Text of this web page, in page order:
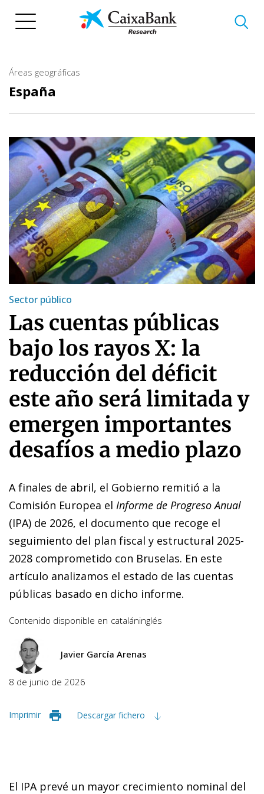
Áreas geográficas
España
Sector público
Las cuentas públicas
bajo los rayos X: la
reducción del déficit
este año será limitada y
emergen importantes
desafíos a medio plazo
A finales de abril, el Gobierno remitió a la
Comisión Europea el Informe de Progreso Anual
(IPA) de 2026, el documento que recoge el
seguimiento del plan fiscal y estructural 2025-
2028 comprometido con Bruselas. En este
artículo analizamos el estado de las cuentas
públicas basado en dicho informe.
Contenido disponible en cataláninglés
Javier García Arenas
8 de junio de 2026
Imprimir Descargar fichero
El IPA prevé un mayor crecimiento nominal del